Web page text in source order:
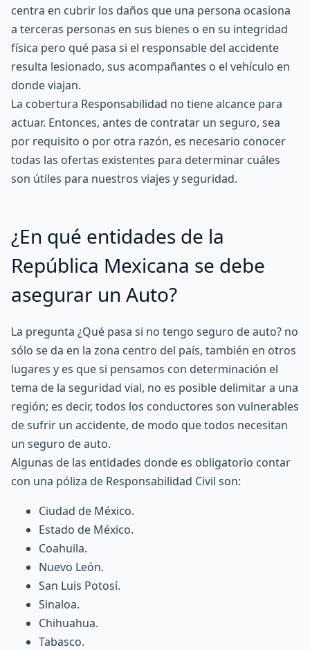
centra en cubrir los daños que una persona ocasiona
a terceras personas en sus bienes o en su integridad
física pero qué pasa si el responsable del accidente
resulta lesionado, sus acompañantes o el vehículo en
donde viajan.
La cobertura Responsabilidad no tiene alcance para
actuar. Entonces, antes de contratar un seguro, sea
por requisito o por otra razón, es necesario conocer
todas las ofertas existentes para determinar cuáles
son útiles para nuestros viajes y seguridad.
¿En qué entidades de la
República Mexicana se debe
asegurar un Auto?
La pregunta ¿Qué pasa si no tengo seguro de auto? no
sólo se da en la zona centro del país, también en otros
lugares y es que si pensamos con determinación el
tema de la seguridad vial, no es posible delimitar a una
región; es decir, todos los conductores son vulnerables
de sufrir un accidente, de modo que todos necesitan
un seguro de auto.
Algunas de las entidades donde es obligatorio contar
con una póliza de Responsabilidad Civil son:
Ciudad de México.
Estado de México.
Coahuila.
Nuevo León.
San Luis Potosí.
Sinaloa.
Chihuahua.
Tabasco.